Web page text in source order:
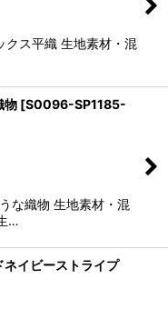
クス平織 生地素材・混
物 [S0096-SP1185-
な織物 生地素材・混
…
イビーストライプ